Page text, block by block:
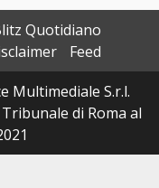
Quotidiano
Feed
Multimediale S.r.l.
di Roma al